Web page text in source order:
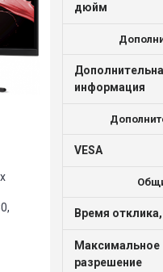
дюйм
информация
VESA
Время
Максимальное
разрешение